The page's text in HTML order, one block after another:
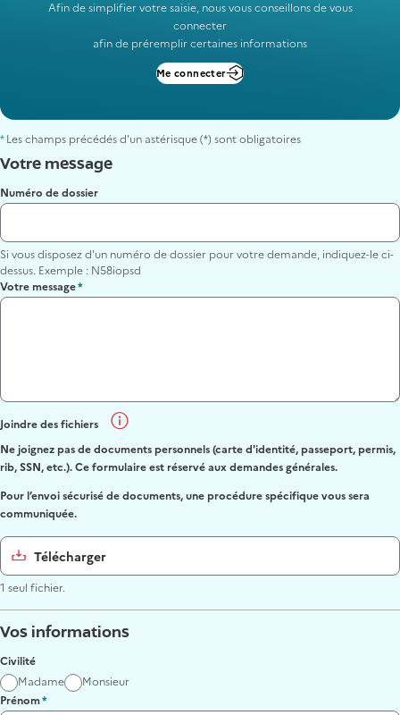
Afin de simplifier votre saisie, nous vous conseillons de vous
connecter
afin de préremplir certaines informations
Me connecter
*Les champs précédés d'un astérisque (*) sont obligatoires
Votre message
Numéro de dossier
Si vous disposez d'un numéro de dossier pour votre demande, indiquez-le ci-
dessus. Exemple : N58iopsd
Votre message
Joindre des fichiers
Ne joignez pas de documents personnels (carte d'identité, passeport, permis,
rib, SSN, etc.). Ce formulaire est réservé aux demandes générales.
Pour l’envoi sécurisé de documents, une procédure spécifique vous sera
communiquée.
Télécharger
1 seul fichier.
Vos informations
Civilité
Madame
Monsieur
Prénom